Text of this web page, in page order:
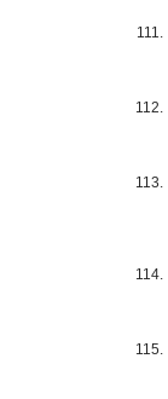
111.
112.
113.
114.
115.